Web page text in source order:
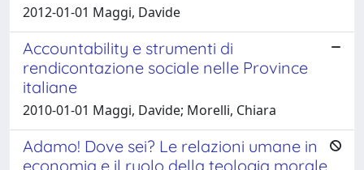
2012-01-01 Maggi, Davide
Accountability e strumenti di
rendicontazione sociale nelle Province
italiane
2010-01-01 Maggi, Davide; Morelli, Chiara
Adamo! Dove sei? Le relazioni umane in
economia e il ruolo della teologia morale